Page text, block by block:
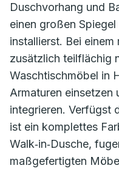
Duschvorhang und
einen großen
installierst. Bei
zusätzlich teilflächig
Waschtischmöbel in
Armaturen einsetzen
integrieren. Verfügst
ist ein komplettes
Walk‑in‑Dusche,
maßgefertigten